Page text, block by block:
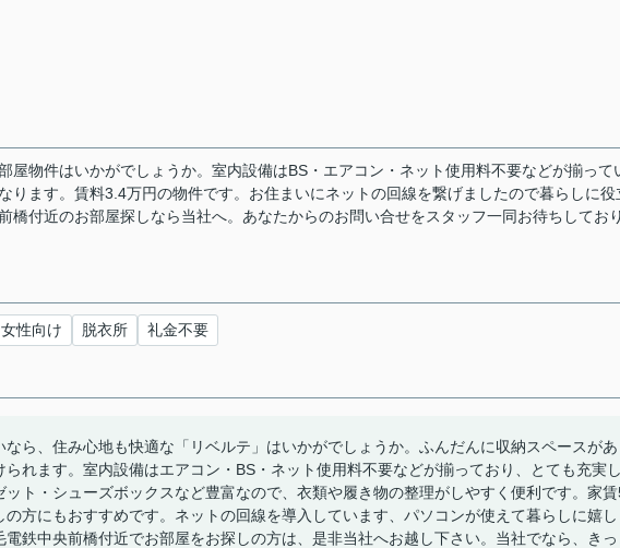
屋物件はいかがでしょうか。室内設備はBS・エアコン・ネット使用料不要などが揃って
ります。賃料3.4万円の物件です。お住まいにネットの回線を繋げましたので暮らしに役
橋付近のお部屋探しなら当社へ。あなたからのお問い合せをスタッフ一同お待ちしてお
女性向け 脱衣所 礼金不要
ら、住み心地も快適な「リベルテ」はいかがでしょうか。ふんだんに収納スペースがあ
られます。室内設備はエアコン・BS・ネット使用料不要などが揃っており、とても充実し
ット・シューズボックスなど豊富なので、衣類や履き物の整理がしやすく便利です。家
方にもおすすめです。ネットの回線を導入しています、パソコンが使えて暮らしに嬉し
電鉄中央前橋付近でお部屋をお探しの方は、是非当社へお越し下さい。当社でなら、きっ